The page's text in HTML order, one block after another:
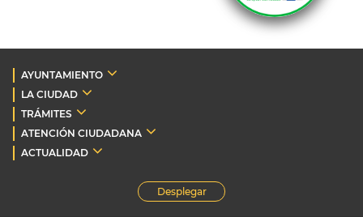
AYUNTAMIENTO
LA CIUDAD
TRÁMITES
ATENCIÓN CIUDADANA
ACTUALIDAD
Desplegar